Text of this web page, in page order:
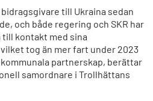
till Ukraina sedan
och både regering och SKR har
kontakt med sina
tog än mer fart under 2023
partnerskap, berättar
samordnare i Trollhättans